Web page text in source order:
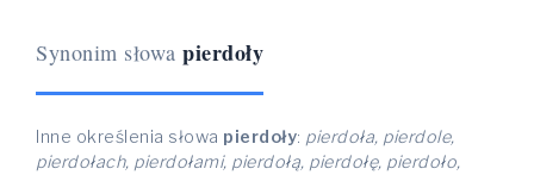
Synonim słowa pierdoły
Inne określenia słowa pierdoły: pierdoła, pierdole,
pierdołach, pierdołami, pierdołą, pierdołę, pierdoło,